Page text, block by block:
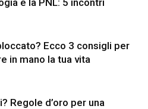
e la PNL: 5 incontri
Ecco 3 consigli per
in mano la tua vita
Regole d’oro per una